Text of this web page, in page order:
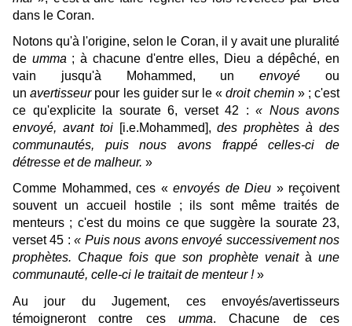
dans le Coran.
Notons qu'à l'origine, selon le Coran, il y avait une pluralité
de umma ; à chacune d'entre elles, Dieu a dépêché, en
vain jusqu'à Mohammed, unenvoyéou
unavertisseur pour les guider sur le «droit chemin» ; c'est
ce qu'explicite la sourate 6, verset 42 : « Nous avons
envoyé, avant toi [i.e.Mohammed],des prophètes à des
communautés, puis nous avons frappé celles-ci de
détresse et de malheur. »
Comme Mohammed, ces « envoyés de Dieu » reçoivent
souvent un accueil hostile ; ils sont même traités de
menteurs ; c'est du moins ce que suggère la sourate 23,
verset 45 :« Puis nous avons envoyé successivement nos
prophètes. Chaque fois que son prophète venait à une
communauté, celle-ci le traitait de menteur !»
Au jour du Jugement, ces envoyés/avertisseurs
témoigneront contre ces umma. Chacune de ces